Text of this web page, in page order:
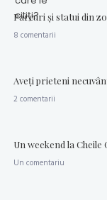
Parcuri şi statui din
8 comentarii
Aveţi prieteni
2 comentarii
Un weekend la Cheile
Un comentariu